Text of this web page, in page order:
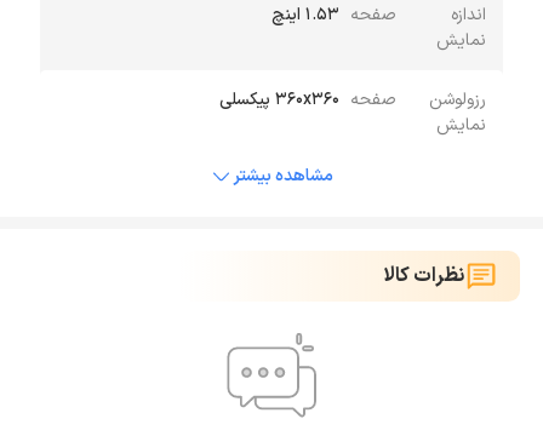
اندازه صفحه
نمایش
1.53 اینچ
رزولوشن صفحه
نمایش
۳۶۰x۳۶۰ پیکسلی
مشاهده بیشتر
نظرات کالا